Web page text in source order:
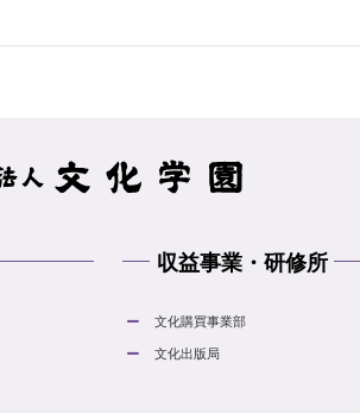
収益事業・研修所
文化購買事業部
文化出版局